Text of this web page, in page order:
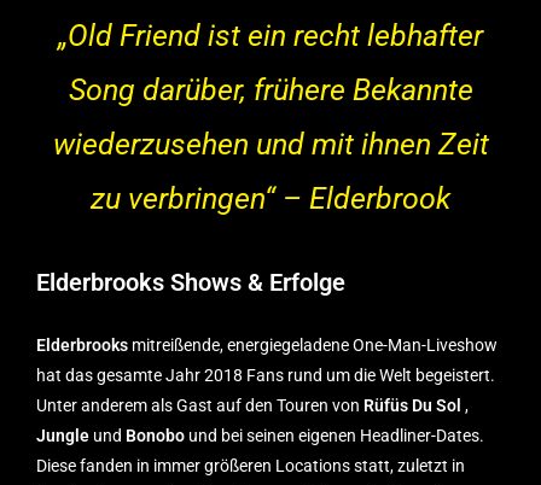
„Old Friend ist ein recht lebhafter
Song darüber, frühere Bekannte
wiederzusehen und mit ihnen Zeit
zu verbringen“ – Elderbrook
Elderbrooks Shows & Erfolge
Elderbrooks mitreißende, energiegeladene One-Man-Liveshow
hat das gesamte Jahr 2018 Fans rund um die Welt begeistert.
Unter anderem als Gast auf den Touren von Rüfüs Du Sol ,
Jungle und Bonobo und bei seinen eigenen Headliner-Dates.
Diese fanden in immer größeren Locations statt, zuletzt in